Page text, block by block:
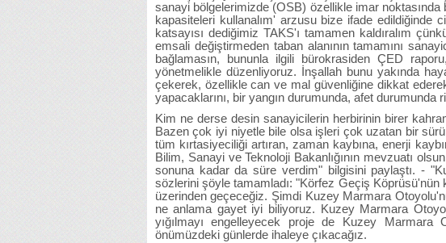
sanayi bölgelerimizde (OSB) özellikle imar noktasında
kapasiteleri kullanalım' arzusu bize ifade edildiğinde
katsayısı dediğimiz TAKS'ı tamamen kaldıralım
emsali değiştirmeden taban alanının tamamını
bağlamasın, bununla ilgili bürokrasiden ÇED
yönetmelikle düzenliyoruz. İnşallah bunu yakında
çekerek, özellikle can ve mal güvenliğine dikkat
yapacaklarını, bir yangın durumunda, afet
Kim ne derse desin sanayicilerin herbirinin birer
Bazen çok iyi niyetle bile olsa işleri çok uzatan bir
tüm kırtasiyeciliği artıran, zaman kaybına, enerji
Bilim, Sanayi ve Teknoloji Bakanlığının mevzuatı
sonuna kadar da süre verdim" bilgisini paylaştı. -
sözlerini şöyle tamamladı: "Körfez Geçiş Köprüsü'nün
üzerinden geçeceğiz. Şimdi Kuzey Marmara
ne anlama gayet iyi biliyoruz. Kuzey Marmara
yığılmayı engelleyecek proje de Kuzey
önümüzdeki günlerde ihaleye çıkacağız.